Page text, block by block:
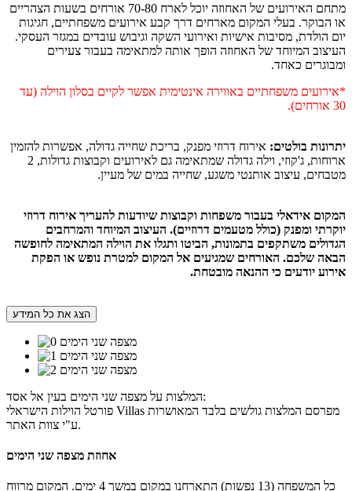
מתחם האירועים של האחוזה יוכל לארח 70-80 אורחים בשעות הצהריים
או הבוקר. בעלי המקום מארחים דרך קבע אירועים משפחתיים, חגיגות
יום הולדת, מסיבות אישיות ואירועי השקה וגיבוש עובדים במגזר העסקי.
העיצוב המיוחד של האחוזה הופך אותה למתאימה בעבור צעירים
ומבוגרים כאחד.
*אירועים משפחתיים באווירה אינטימית אפשר לקיים בסלון הוילה (עד
30 אורחים).
יתרונות בולטים: אירוח דרוזי מפנק, בריכת שחייה גדולה, אפשרות להזמין
ארוחות, ג'קוזי, וילה גדולה שמתאימה גם לאירועים וקבוצות גדולות, 2
מטבחים, עיצוב אותנטי משגע, שחייה במים של מעיין.
המקום אידאלי בעבור משפחות וקבוצות שיודעות להעריך אירוח דרוזי
יוקרתי ומפנק (כולל מטעמים דרוזיים). העיצוב המיוחד והמרחבים
הגדולים משתקפים בתמונות, הביטו ותגלו את הוילה המתאימה לחופשה
הבאה שלכם. האורחים שמגיעים אל המקום למטרת נופש או הפקת
אירוע יודעים כי ההנאה מובטחת.
הצג את כל המידע
המלצות על מצפה שני הימים בעין אל אסד:
פורטל הוילות הישראלי Villas מפרסם המלצות גולשים בלבד המאושרות
ע"י צוות האתר.
אחוזת מצפה שני הימים
כל המשפחה (13 נפשות) התארחנו במקום במשך 4 ימים. המקום מרווח